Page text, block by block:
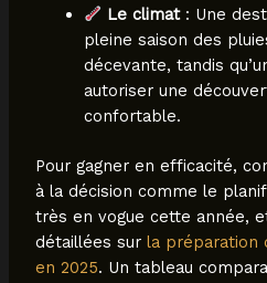
Le climat: Une
pleine saison des
décevante, tandis
autoriser une
confortable.
Pour gagner en efficacité,
à la décision comme le
très en vogue cette année,
détaillées sur la préparation
en 2025. Un tableau